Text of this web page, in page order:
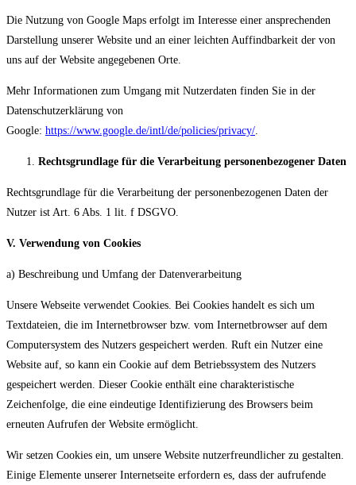
Die Nutzung von Google Maps erfolgt im Interesse einer ansprechenden
Darstellung unserer Website und an einer leichten Auffindbarkeit der von
uns auf der Website angegebenen Orte.
Mehr Informationen zum Umgang mit Nutzerdaten finden Sie in der
Datenschutzerklärung von
Google: https://www.google.de/intl/de/policies/privacy/.
Rechtsgrundlage für die Verarbeitung personenbezogener Daten
Rechtsgrundlage für die Verarbeitung der personenbezogenen Daten der
Nutzer ist Art. 6 Abs. 1 lit. f DSGVO.
V. Verwendung von Cookies
a) Beschreibung und Umfang der Datenverarbeitung
Unsere Webseite verwendet Cookies. Bei Cookies handelt es sich um
Textdateien, die im Internetbrowser bzw. vom Internetbrowser auf dem
Computersystem des Nutzers gespeichert werden. Ruft ein Nutzer eine
Website auf, so kann ein Cookie auf dem Betriebssystem des Nutzers
gespeichert werden. Dieser Cookie enthält eine charakteristische
Zeichenfolge, die eine eindeutige Identifizierung des Browsers beim
erneuten Aufrufen der Website ermöglicht.
Wir setzen Cookies ein, um unsere Website nutzerfreundlicher zu gestalten.
Einige Elemente unserer Internetseite erfordern es, dass der aufrufende